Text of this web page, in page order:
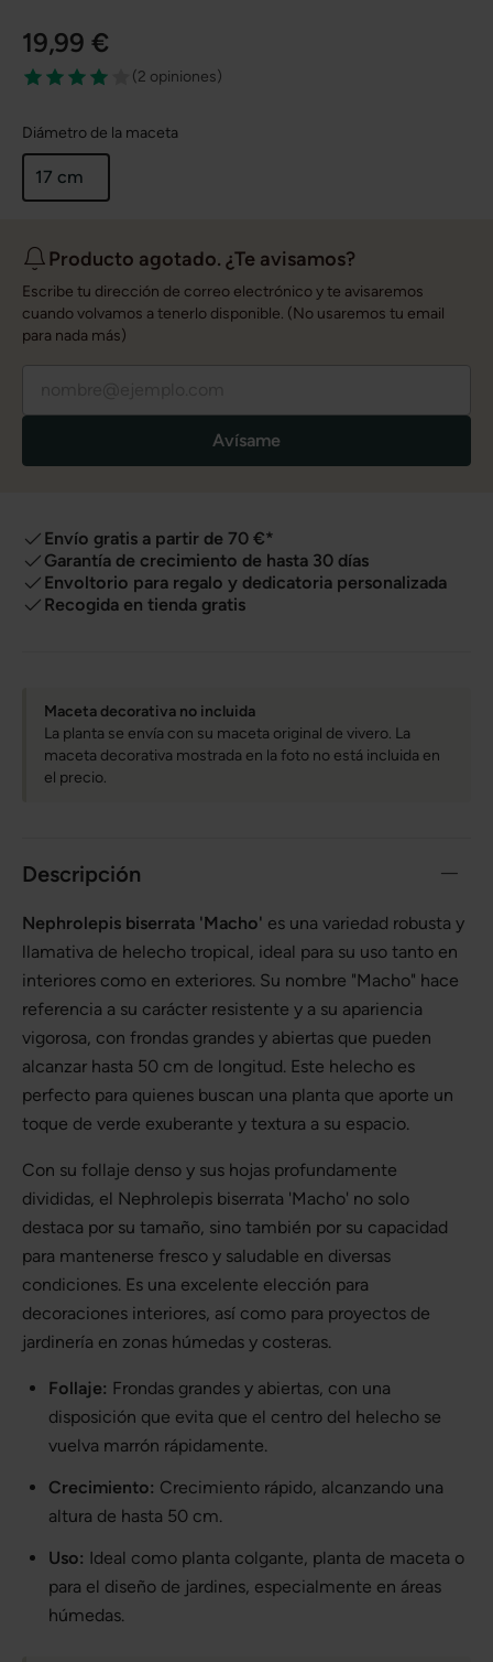
19,99 €
(2 opiniones)
Diámetro de la maceta
17 cm
Producto agotado. ¿Te avisamos?
Escribe tu dirección de correo electrónico y te avisaremos
cuando volvamos a tenerlo disponible. (No usaremos tu email
para nada más)
Avísame
Envío gratis a partir de 70 €*
Garantía de crecimiento de hasta 30 días
Envoltorio para regalo y dedicatoria personalizada
Recogida en tienda gratis
Maceta decorativa no incluida
La planta se envía con su maceta original de vivero. La
maceta decorativa mostrada en la foto no está incluida en
el precio.
Descripción
Nephrolepis biserrata 'Macho' es una variedad robusta y
llamativa de helecho tropical, ideal para su uso tanto en
interiores como en exteriores. Su nombre "Macho" hace
referencia a su carácter resistente y a su apariencia
vigorosa, con frondas grandes y abiertas que pueden
alcanzar hasta 50 cm de longitud. Este helecho es
perfecto para quienes buscan una planta que aporte un
toque de verde exuberante y textura a su espacio.
Con su follaje denso y sus hojas profundamente
divididas, el Nephrolepis biserrata 'Macho' no solo
destaca por su tamaño, sino también por su capacidad
para mantenerse fresco y saludable en diversas
condiciones. Es una excelente elección para
decoraciones interiores, así como para proyectos de
jardinería en zonas húmedas y costeras.
Follaje: Frondas grandes y abiertas, con una
disposición que evita que el centro del helecho se
vuelva marrón rápidamente.
Crecimiento: Crecimiento rápido, alcanzando una
altura de hasta 50 cm.
Uso: Ideal como planta colgante, planta de maceta o
para el diseño de jardines, especialmente en áreas
húmedas.